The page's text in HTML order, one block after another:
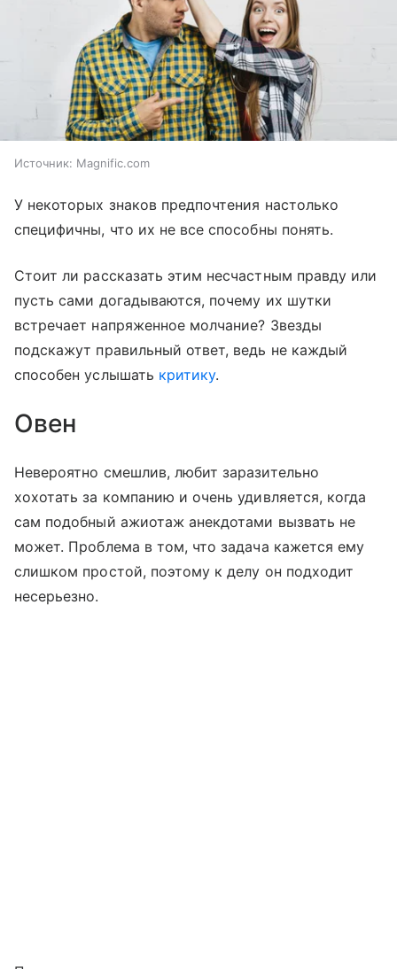
Источник: Magnific.com
У некоторых знаков предпочтения настолько
специфичны, что их не все способны понять.
Стоит ли рассказать этим несчастным правду или
пусть сами догадываются, почему их шутки
встречает напряженное молчание? Звезды
подскажут правильный ответ, ведь не каждый
способен услышать критику.
Овен
Невероятно смешлив, любит заразительно
хохотать за компанию и очень удивляется, когда
сам подобный ажиотаж анекдотами вызвать не
может. Проблема в том, что задача кажется ему
слишком простой, поэтому к делу он подходит
несерьезно.